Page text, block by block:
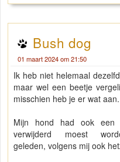
Bush dog
01 maart 2024 om 21:50
Ik heb niet helemaal
maar wel een beetje
misschien heb je er wat aan.
Mijn hond had ook een
verwijderd moest
geleden, volgens mij ook